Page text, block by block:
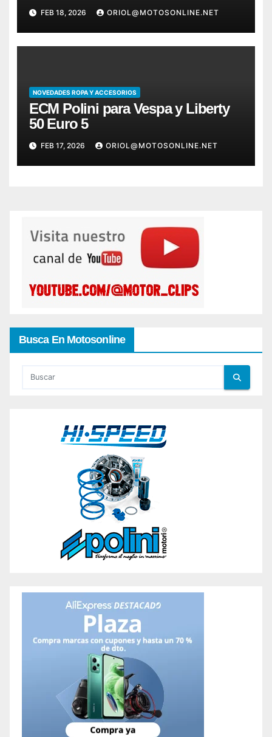
FEB 18, 2026 ORIOL@MOTOSONLINE.NET
NOVEDADES ROPA Y ACCESORIOS
ECM Polini para Vespa y Liberty
50 Euro 5
FEB 17, 2026 ORIOL@MOTOSONLINE.NET
Busca En Motosonline